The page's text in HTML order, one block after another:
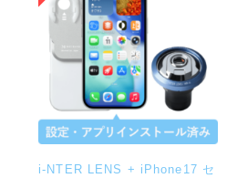
i-NTER LENS + iPhone17 セ